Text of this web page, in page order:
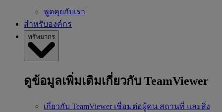
พูดคุยกับเรา
สำหรับองค์กร
ทรัพยากร
ดูข้อมูลเพิ่มเติมเกี่ยวกับ TeamViewer
เกี่ยวกับ TeamViewer เชื่อมต่อผู้คน สถานที่ และสิ่ง